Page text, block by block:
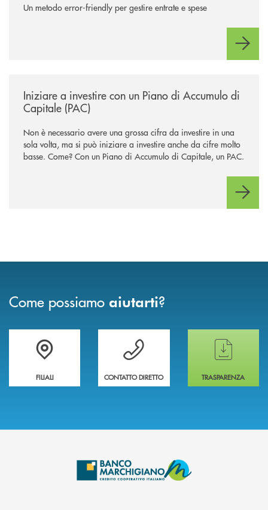
Un metodo error-friendly per gestire entrate e spese
Iniziare a investire con un Piano di Accumulo di
Capitale (PAC)
Non è necessario avere una grossa cifra da investire in una
sola volta, ma si può iniziare a investire anche da cifre molto
basse. Come? Con un Piano di Accumulo di Capitale, un PAC.
Come possiamo aiutarti?
Trova la filiale più vicina a te
FILIALI
Hai bisogno di assistenza immediata ?
CONTATTO DIRETTO
Hai bisogno di
TRASPARENZA